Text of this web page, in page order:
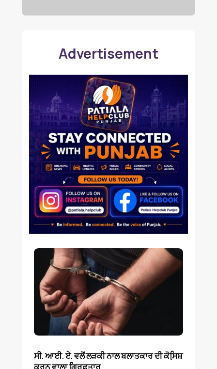
Advertisement
ਸੀ. ਆਈ. ਏ. ਵਲੋਂ ਲੜਕੀ ਨਾਲ ਬਲਾਤਕਾਰ ਦੀ ਕੋਸਿ਼ਸ਼